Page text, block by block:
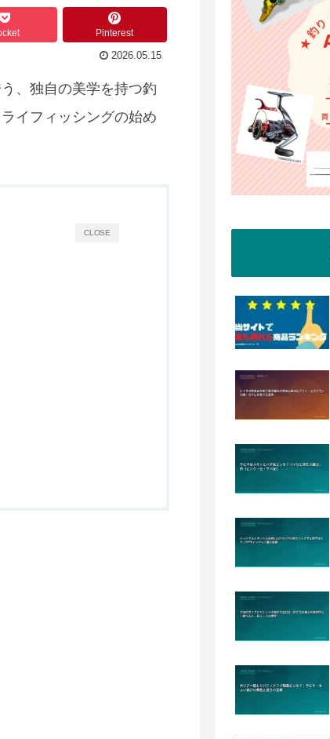
Pinterest
2026.05.15
、独自の美学を持つ釣
イフィッシングの始め
CLOSE